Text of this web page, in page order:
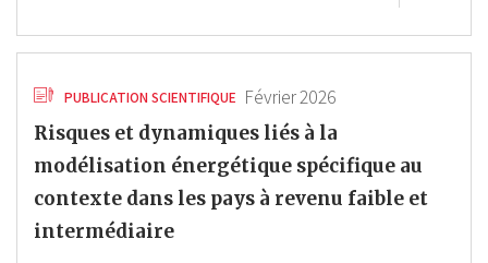
PUBLICATION SCIENTIFIQUE Février 2026
Risques et dynamiques liés à la
modélisation énergétique spécifique au
contexte dans les pays à revenu faible et
intermédiaire